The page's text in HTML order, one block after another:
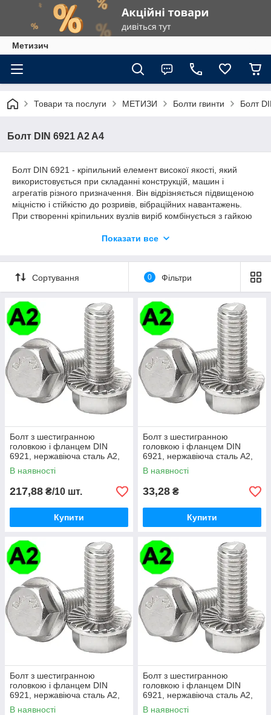
Метизич
Товари та послуги МЕТИЗИ Болти гвинти Болт
Болт DIN 6921 A2 A4
Болт DIN 6921 - кріпильний елемент високої якості, який
використовується при складанні конструкцій, машин і
агрегатів різного призначення. Він відрізняється підвищеною
міцністю і стійкістю до розривів, вібраційних навантажень.
При створенні кріпильних вузлів виріб комбінується з гайкою
Болти DIN 6921 A2 / A4 виготовляються з нержавіючої сталі
конструкція виробу являє собою циліндричний стержень з
метричною різьбою, один кінець якого - 6-гранна головка з
фланцем (литой шайбою).
Фланець може бути гладким або з насічками. Гладка шайба
дозволяє збільшити кріпильну площу виробів, які не
деформують їх поверхню (наприклад, тонкі аркуші), з
насічками - створити монтажний вузол, що не розгвинчується
при вібрації.
Показати все
Сортування 0 Фільтри
Болт з шестигранною
головкою і фланцем DIN
6921, нержавіюча сталь А2,
М10 X 25
В наявності
217,88 ₴/10 шт.
Купити
Болт з шестигранною
головкою і фланцем DIN
6921, нержавіюча сталь А2,
М10 X 50
В наявності
33,28 ₴
Купити
Болт з шестигранною
головкою і фланцем DIN
6921, нержавіюча сталь А2,
М12 X 30
В наявності
Болт з шестигранною
головкою і фланцем DIN
6921, нержавіюча сталь А2,
М12 X 40
В наявності